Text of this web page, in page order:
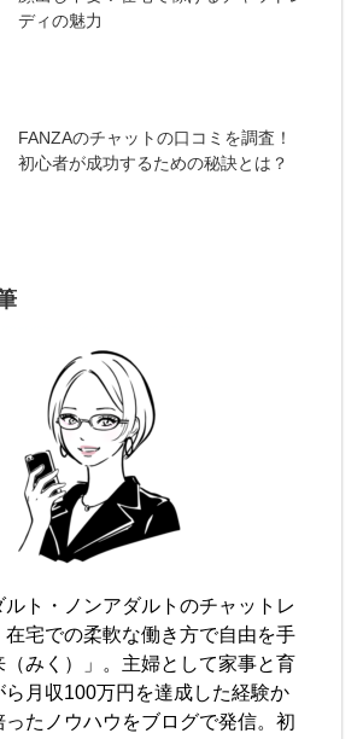
ディの魅力
FANZAのチャットの口コミを調査！
初心者が成功するための秘訣とは？
ト・ノンアダルトのチャットレ
在宅での柔軟な働き方で自由を手
（みく）」。主婦として家事と育
ら月収100万円を達成した経験か
ったノウハウをブログで発信。初